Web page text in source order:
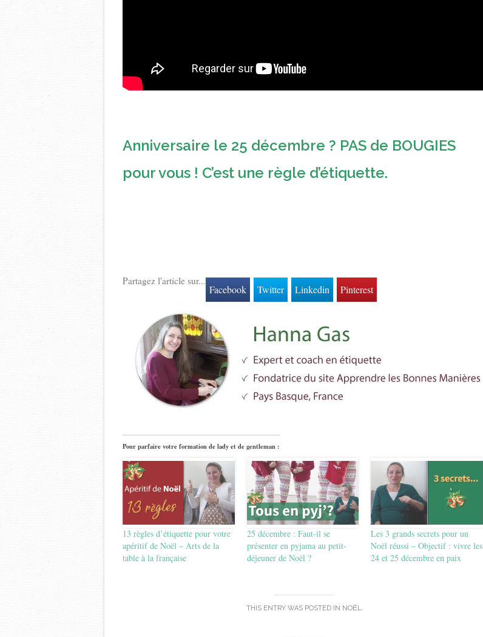
Anniversaire le 25 décembre ? PAS de BOUGIES
pour vous ! C’est une règle d’étiquette.
Partagez l'article sur...
Facebook Twitter Linkedin Pinterest
Pour parfaire votre formation de lady et de gentleman :
13 règles d’étiquette pour votre
apéritif de Noël – Arts de la
table à la française
25 décembre : Faut-il se
présenter en pyjama au petit-
déjeuner de Noël ?
Les 3 grands secrets pour un
Noël réussi – Objectif : vivre les
24 et 25 décembre en paix
THIS ENTRY WAS POSTED IN NOËL.